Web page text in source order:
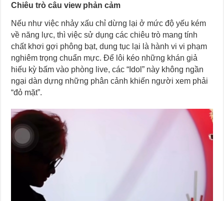
Chiêu trò câu view phản cảm
Nếu như việc nhảy xấu chỉ dừng lại ở mức độ yếu kém
về năng lực, thì việc sử dụng các chiêu trò mang tính
chất khơi gợi phông bạt, dung tục lại là hành vi vi phạm
nghiêm trọng chuẩn mực. Để lôi kéo những khán giả
hiếu kỳ bấm vào phòng live, các “Idol” này không ngần
ngại dàn dựng những phân cảnh khiến người xem phải
“đỏ mặt”.